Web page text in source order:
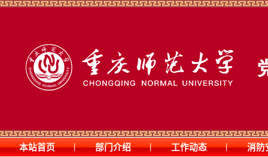
本站首页 | 部门介绍 | 工作动态 | 消防